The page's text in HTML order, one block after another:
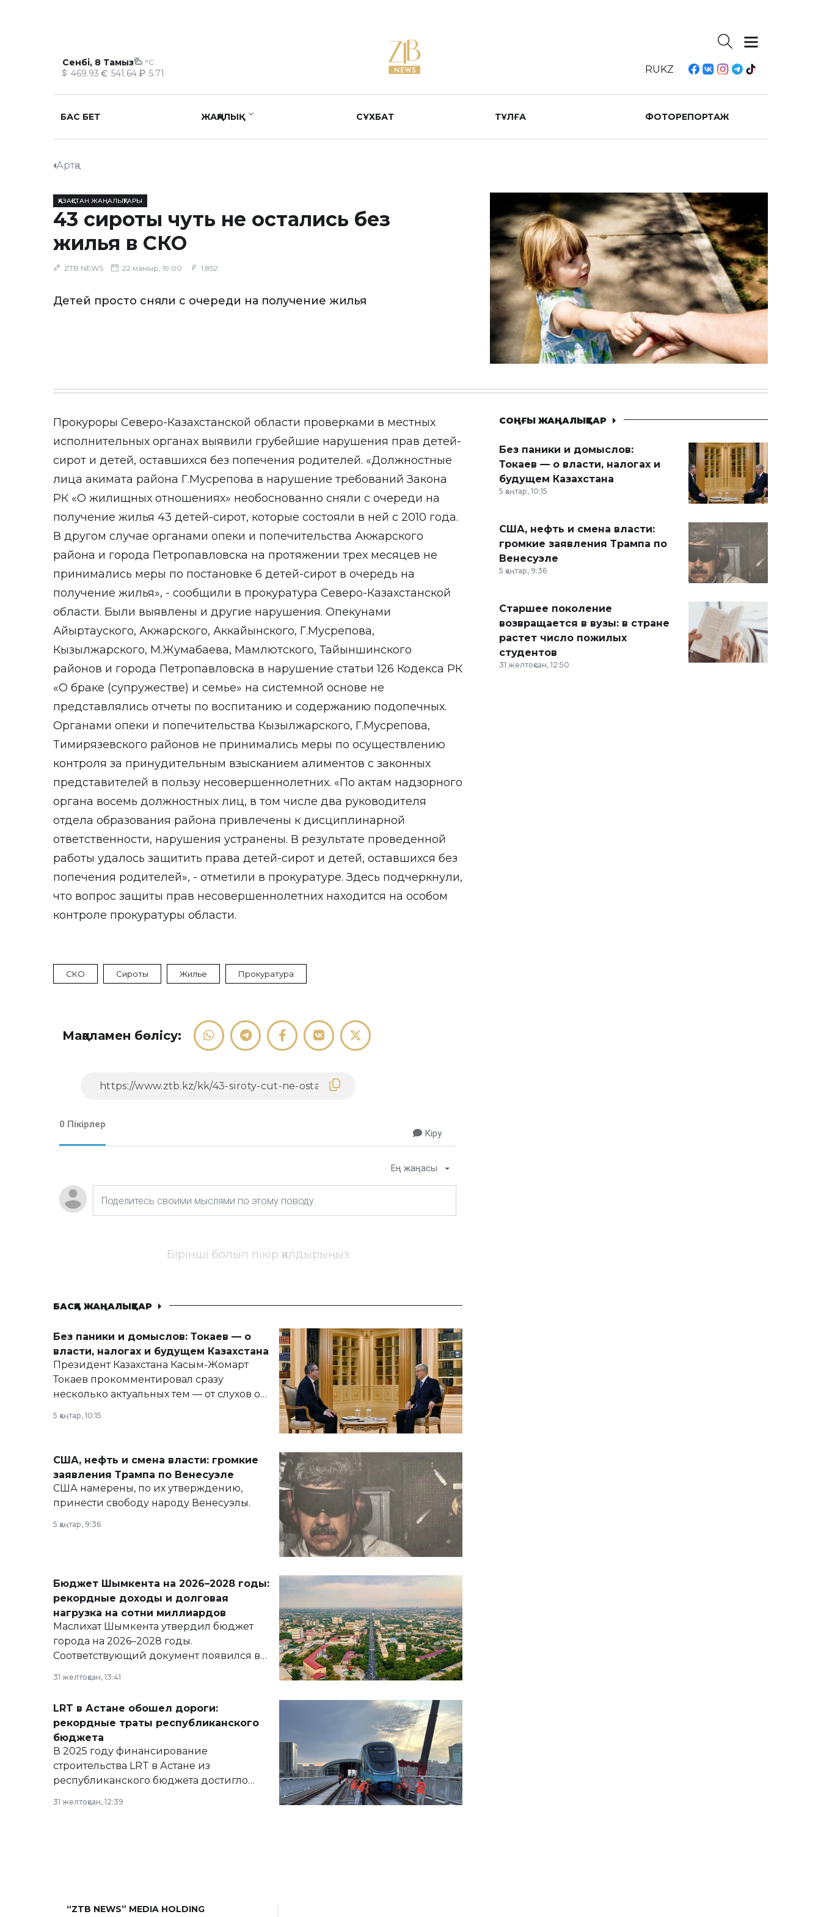
Сенбі, 8 Тамыз °C
469.93 541.64 5.71 RUKZ
БАС БЕТ ЖАҢАЛЫҚ СҰХБАТ ТҰЛҒА ФОТОРЕПОРТАЖ
Артқа
ҚАЗАҚСТАН ЖАҢАЛЫҚТАРЫ
43 сироты чуть не остались без
жилья в СКО
ZTB NEWS 22 мамыр, 19:00 1,852
Детей просто сняли с очереди на получение жилья
Прокуроры Северо-Казахстанской области проверками в местных
исполнительных органах выявили грубейшие нарушения прав детей-
сирот и детей, оставшихся без попечения родителей. «Должностные
лица акимата района Г.Мусрепова в нарушение требований Закона
РК «О жилищных отношениях» необоснованно сняли с очереди на
получение жилья 43 детей-сирот, которые состояли в ней с 2010 года.
В другом случае органами опеки и попечительства Акжарского
района и города Петропавловска на протяжении трех месяцев не
принимались меры по постановке 6 детей-сирот в очередь на
получение жилья», - сообщили в прокуратура Северо-Казахстанской
области. Были выявлены и другие нарушения. Опекунами
Айыртауского, Акжарского, Аккайынского, Г.Мусрепова,
Кызылжарского, М.Жумабаева, Мамлютского, Тайыншинского
районов и города Петропавловска в нарушение статьи 126 Кодекса РК
«О браке (супружестве) и семье» на системной основе не
представлялись отчеты по воспитанию и содержанию подопечных.
Органами опеки и попечительства Кызылжарского, Г.Мусрепова,
Тимирязевского районов не принимались меры по осуществлению
контроля за принудительным взысканием алиментов с законных
представителей в пользу несовершеннолетних. «По актам надзорного
органа восемь должностных лиц, в том числе два руководителя
отдела образования района привлечены к дисциплинарной
ответственности, нарушения устранены. В результате проведенной
работы удалось защитить права детей-сирот и детей, оставшихся без
попечения родителей», - отметили в прокуратуре. Здесь подчеркнули,
что вопрос защиты прав несовершеннолетних находится на особом
контроле прокуратуры области.
СКО Сироты Жилье Прокуратура
Мақаламен бөлісу:
0 Пікірлер
Кіру
Ең жаңасы
Бірінші болып пікір қалдырыңыз
БАСҚА ЖАҢАЛЫҚТАР
Без паники и домыслов: Токаев — о
власти, налогах и будущем Казахстана
Президент Казахстана Касым-Жомарт
Токаев прокомментировал сразу
несколько актуальных тем — от слухов о
армии, экономики и личного здоровья.
5 қаңтар, 10:15
США, нефть и смена власти: громкие
заявления Трампа по Венесуэле
США намерены, по их утверждению,
принести свободу народу Венесуэлы.
5 қаңтар, 9:36
Бюджет Шымкента на 2026–2028 годы:
рекордные доходы и долговая
нагрузка на сотни миллиардов
Маслихат Шымкента утвердил бюджет
города на 2026–2028 годы.
Соответствующий документ появился в
сайте маслихат города.
31 желтоқсан, 13:41
LRT в Астане обошел дороги:
рекордные траты республиканского
бюджета
В 2025 году финансирование
строительства LRT в Астане из
республиканского бюджета достигло
31 желтоқсан, 12:39
СОҢҒЫ ЖАҢАЛЫҚТАР
Без паники и домыслов:
Токаев — о власти, налогах и
будущем Казахстана
5 қаңтар, 10:15
США, нефть и смена власти:
громкие заявления Трампа по
Венесуэле
5 қаңтар, 9:36
Старшее поколение
возвращается в вузы: в стране
растет число пожилых
студентов
31 желтоқсан, 12:50
“ZTB NEWS” MEDIA HOLDING